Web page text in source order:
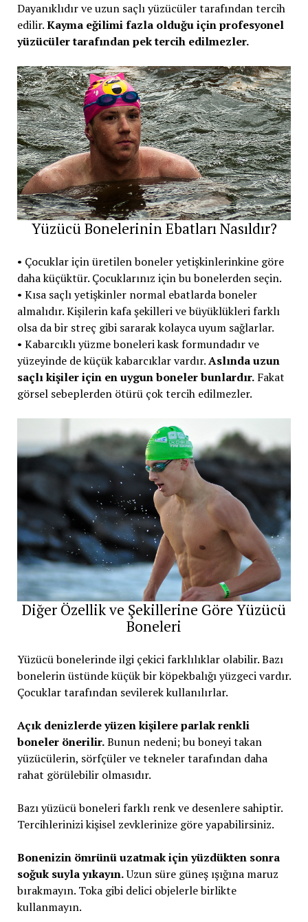
Dayanıklıdır ve uzun saçlı yüzücüler tarafından tercih
edilir.Kayma eğilimi fazla olduğu için profesyonel
yüzücüler tarafından pek tercih edilmezler.
Yüzücü Bonelerinin Ebatları Nasıldır?
• Çocuklar için üretilen boneler yetişkinlerinkine göre
daha küçüktür. Çocuklarınız için bu bonelerden seçin.
• Kısa saçlı yetişkinler normal ebatlarda boneler
almalıdır. Kişilerin kafa şekilleri ve büyüklükleri farklı
olsa da bir streç gibi sararak kolayca uyum sağlarlar.
• Kabarcıklı yüzme boneleri kask formundadır ve
yüzeyinde de küçük kabarcıklar vardır.Aslında uzun
saçlı kişiler için en uygun boneler bunlardır.Fakat
görsel sebeplerden ötürü çok tercih edilmezler.
Diğer Özellik ve Şekillerine Göre Yüzücü
Boneleri
Yüzücü bonelerinde ilgi çekici farklılıklar olabilir. Bazı
bonelerin üstünde küçük bir köpekbalığı yüzgeci vardır.
Çocuklar tarafından sevilerek kullanılırlar.
Açık denizlerde yüzen kişilere parlak renkli
boneler önerilir.Bunun nedeni; bu boneyi takan
yüzücülerin, sörfçüler ve tekneler tarafından daha
rahat görülebilir olmasıdır.
Bazı yüzücü boneleri farklı renk ve desenlere sahiptir.
Tercihlerinizi kişisel zevklerinize göre yapabilirsiniz.
Bonenizin ömrünü uzatmak için yüzdükten sonra
soğuk suyla yıkayın.Uzun süre güneş ışığına maruz
bırakmayın. Toka gibi delici objelerle birlikte
kullanmayın.